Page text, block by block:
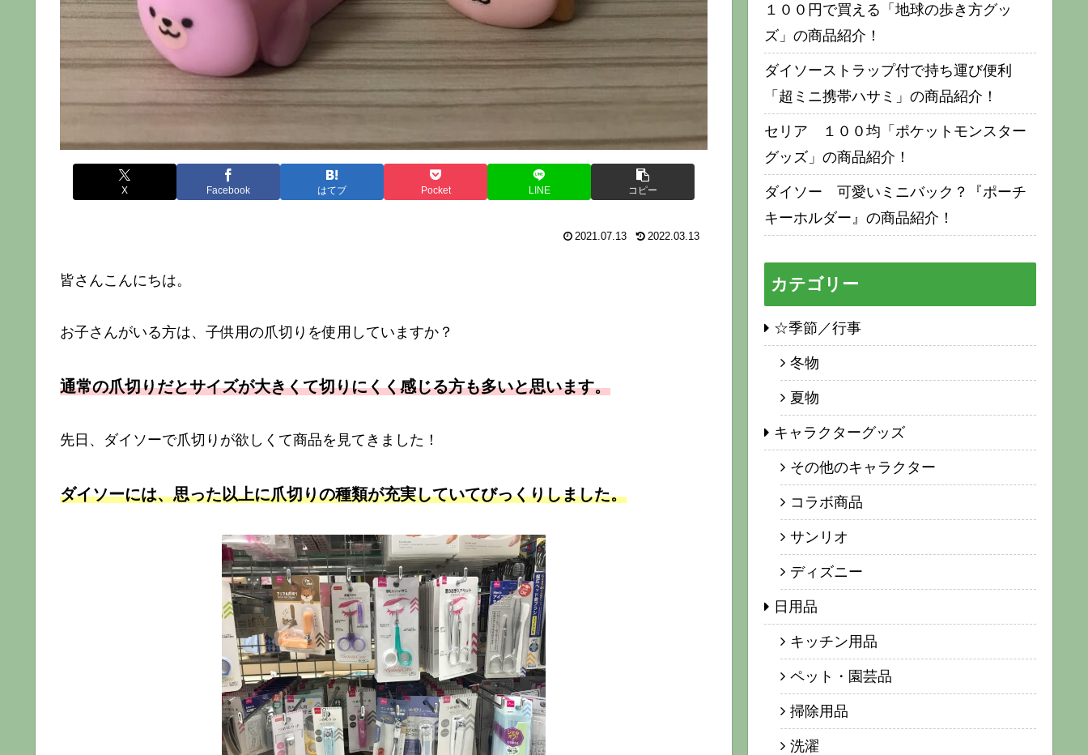
X Facebook はてブ Pocket LINE コピー
2021.07.13 2022.03.13
皆さんこんにちは。
お子さんがいる方は、子供用の爪切りを使用していますか？
通常の爪切りだとサイズが大きくて切りにくく感じる方も多いと思います。
先日、ダイソーで爪切りが欲しくて商品を見てきました！
ダイソーには、思った以上に爪切りの種類が充実していてびっくりしました。
１００円で買える「地球の歩き方グッ
ズ」の商品紹介！
ダイソーストラップ付で持ち運び便利
「超ミニ携帯ハサミ」の商品紹介！
セリア １００均「ポケットモンスター
グッズ」の商品紹介！
ダイソー 可愛いミニバック？『ポーチ
キーホルダー』の商品紹介！
カテゴリー
☆季節／行事
冬物
夏物
キャラクターグッズ
その他のキャラクター
コラボ商品
サンリオ
ディズニー
日用品
キッチン用品
ペット・園芸品
掃除用品
洗濯